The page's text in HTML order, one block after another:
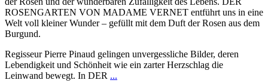
ROSENGARTEN VON MADAME VERNET entführt uns in eine
Welt voll kleiner Wunder – gefüllt mit dem Duft der Rosen aus dem
Burgund.
Regisseur Pierre Pinaud gelingen unvergessliche Bilder, deren
Lebendigkeit und Schönheit wie ein zarter Herzschlag die
Leinwand bewegt. In DER ...